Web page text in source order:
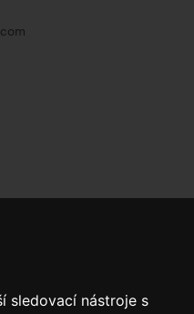
sledovací nástroje s
77